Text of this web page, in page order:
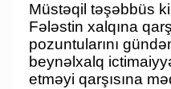
Müstəqil təşəbbüs
Fələstin xalqına
pozuntularını
beynəlxalq
etməyi qarşısına